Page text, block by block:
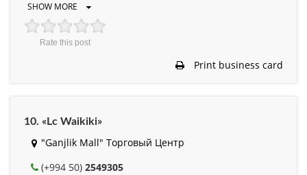
SHOW MORE
Rate this post
Print business card
10. «Lc Waikiki»
"Ganjlik Mall" Торговый Центр
(+994 50) 2549305